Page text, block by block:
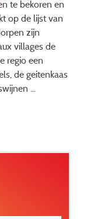
te bekoren en
op de lijst van
zijn
villages de
regio een
de geitenkaas
...